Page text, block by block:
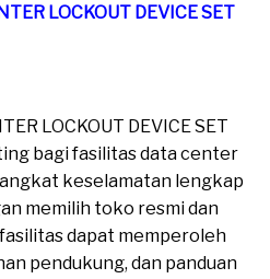
LOCKOUT DEVICE SET
LOCKOUT DEVICE SET
bagi fasilitas data center
keselamatan lengkap
memilih toko resmi dan
dapat memperoleh
pendukung, dan panduan